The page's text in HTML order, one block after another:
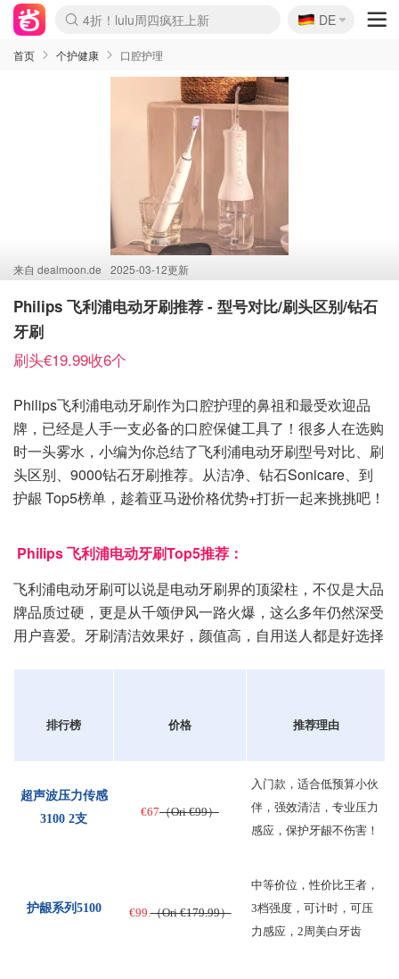
Boticinal 夏促开抢！
4折！lulu周四疯狂上新
还没结束！&OtherStories大促
Joybuy变相75折 随时失效
速领！Stanley独家85折
疑似霸哥！Camper额外叠85折
Zalando 奥莱闪促！每日更新
Moncler反季囤！5折起+叠9折
Coach Brooklyn仅€192
🇩🇪
DE
首页 个护健康 口腔护理
来自 dealmoon.de 2025-03-12更新
Philips 飞利浦电动牙刷推荐 - 型号对比/刷头区别/钻石
牙刷
刷头€19.99收6个
Philips飞利浦电动牙刷作为口腔护理的鼻祖和最受欢迎品
牌，已经是人手一支必备的口腔保健工具了！很多人在选购
时一头雾水，小编为你总结了飞利浦电动牙刷型号对比、刷
头区别、9000钻石牙刷推荐。从洁净、钻石Sonicare、到
护龈 Top5榜单，趁着亚马逊价格优势+打折一起来挑挑吧！
Philips 飞利浦电动牙刷Top5推荐：
飞利浦电动牙刷可以说是电动牙刷界的顶梁柱，不仅是大品
牌品质过硬，更是从千颂伊风一路火爆，这么多年仍然深受
用户喜爱。牙刷清洁效果好，颜值高，自用送人都是好选择
排行榜 价格 推荐理由
超声波压力传感
3100 2支
€67（Ori €99）
入门款，适合低预算小伙
伴，强效清洁，专业压力
感应，保护牙龈不伤害！
护龈系列5100 €99.（Ori €179.99）
中等价位，性价比王者，
3档强度，可计时，可压
力感应，2周美白牙齿